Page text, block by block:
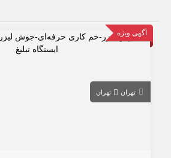
آگهی ویژه
تهران تهران